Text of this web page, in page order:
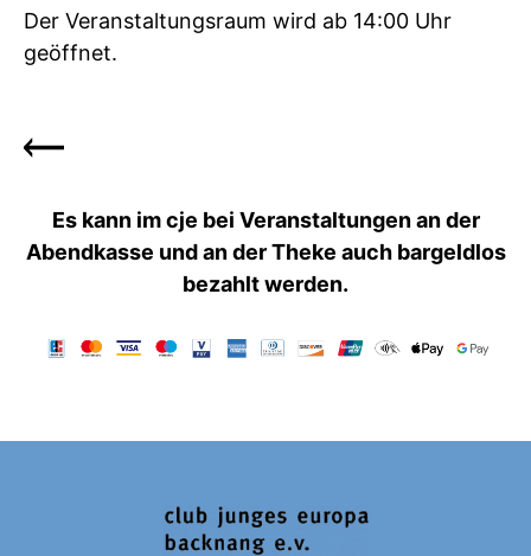
Der Veranstaltungsraum wird ab 14:00 Uhr
geöffnet.
Es kann im cje bei Veranstaltungen an der
Abendkasse und an der Theke auch bargeldlos
bezahlt werden.